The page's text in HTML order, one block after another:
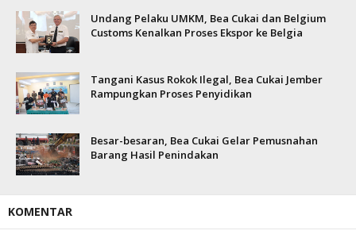
Undang Pelaku UMKM, Bea Cukai dan Belgium
Customs Kenalkan Proses Ekspor ke Belgia
Tangani Kasus Rokok Ilegal, Bea Cukai Jember
Rampungkan Proses Penyidikan
Besar-besaran, Bea Cukai Gelar Pemusnahan
Barang Hasil Penindakan
KOMENTAR